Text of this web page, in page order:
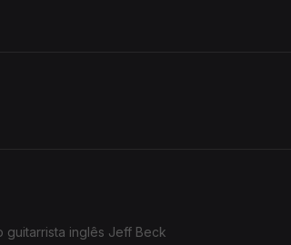
guitarrista inglês Jeff Beck